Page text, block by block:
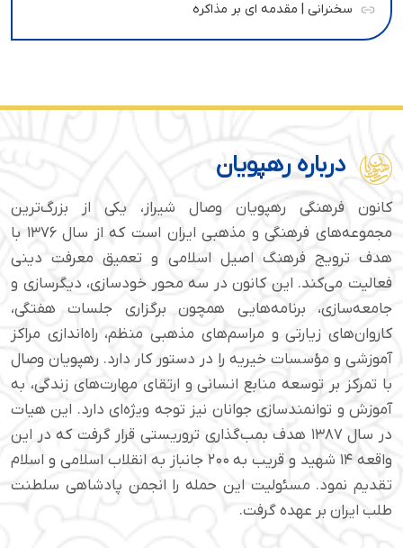
سخنرانی | مقدمه ای بر مذاکره
درباره رهپویان
کانون فرهنگی رهپویان وصال شیراز، یکی از بزرگ‌ترین
مجموعه‌های فرهنگی و مذهبی ایران است که از سال ۱۳۷۶ با
هدف ترویج فرهنگ اصیل اسلامی و تعمیق معرفت دینی
فعالیت می‌کند. این کانون در سه محور خودسازی، دیگرسازی و
جامعه‌سازی، برنامه‌هایی همچون برگزاری جلسات هفتگی،
کاروان‌های زیارتی و مراسم‌های مذهبی منظم، راه‌اندازی مراکز
آموزشی و مؤسسات خیریه را در دستور کار دارد. رهپویان وصال
با تمرکز بر توسعه منابع انسانی و ارتقای مهارت‌های زندگی، به
آموزش و توانمندسازی جوانان نیز توجه ویژه‌ای دارد. این هیات
در سال ۱۳۸۷ هدف بمب‌گذاری تروریستی قرار گرفت که در این
واقعه ۱۴ شهید و قریب به ۲۰۰ جانباز به انقلاب اسلامی و اسلام
تقدیم نمود. مسئولیت این حمله را انجمن پادشاهی سلطنت
طلب ایران بر عهده گرفت.